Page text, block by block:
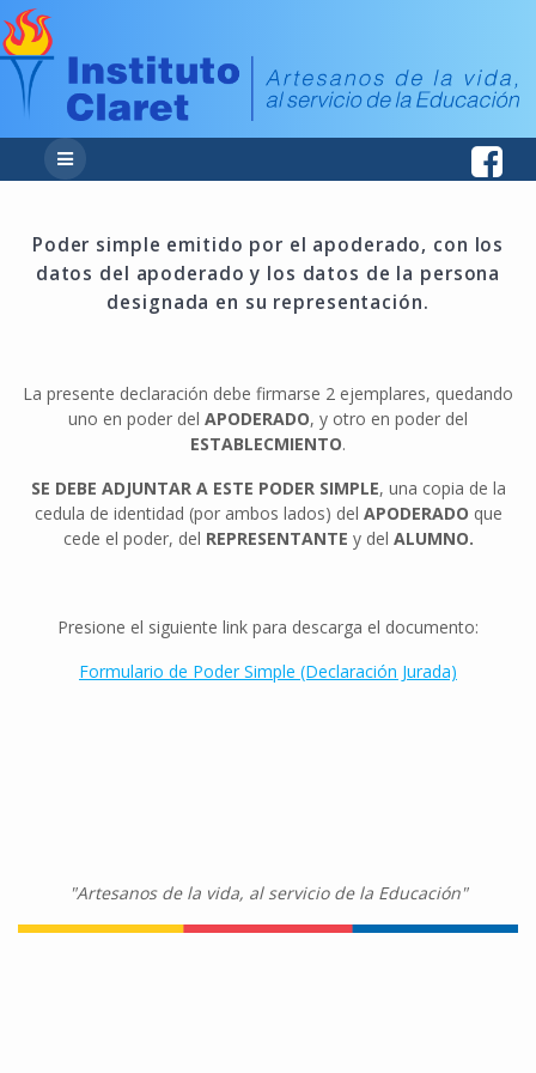
Poder simple emitido por el apoderado, con los
datos del apoderado y los datos de la persona
designada en su representación.
La presente declaración debe firmarse 2 ejemplares, quedando
uno en poder del APODERADO, y otro en poder del
ESTABLECMIENTO.
SE DEBE ADJUNTAR A ESTE PODER SIMPLE, una copia de la
cedula de identidad (por ambos lados) del APODERADO que
cede el poder, del REPRESENTANTE y del ALUMNO.
Presione el siguiente link para descarga el documento:
Formulario de Poder Simple (Declaración Jurada)
"Artesanos de la vida, al servicio de la Educación"